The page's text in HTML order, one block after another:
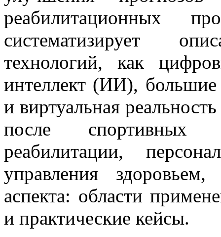
реабилитационных
систематизирует
технологий, как
интеллект (ИИ),
и виртуальная
после спортивных
реабилитации,
управления
аспекта: области
и практические кейсы.